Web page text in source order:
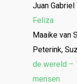
Juan
Feliza
Maaike van
Peterink,
de wereld –
mensen